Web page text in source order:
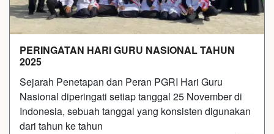
PERINGATAN HARI GURU NASIONAL TAHUN
2025
Sejarah Penetapan dan Peran PGRI Hari Guru
Nasional diperingati setiap tanggal 25 November di
Indonesia, sebuah tanggal yang konsisten digunakan
dari tahun ke tahun